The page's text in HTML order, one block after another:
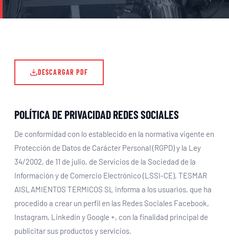
DESCARGAR PDF
POLÍTICA DE PRIVACIDAD REDES SOCIALES
De conformidad con lo establecido en la normativa vigente en
Protección de Datos de Carácter Personal (RGPD) y la Ley
34/2002, de 11 de julio, de Servicios de la Sociedad de la
Información y de Comercio Electrónico (LSSI-CE), TESMAR
AISLAMIENTOS TERMICOS SL informa a los usuarios, que ha
procedido a crear un perfil en las Redes Sociales Facebook,
Instagram, Linkedin y Google +, con la finalidad principal de
publicitar sus productos y servicios.